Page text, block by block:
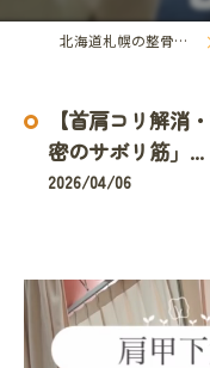
北海道札幌の整骨院ならアクシス整骨院
【首肩コリ解消
密のサボリ筋」...
2026/04/06